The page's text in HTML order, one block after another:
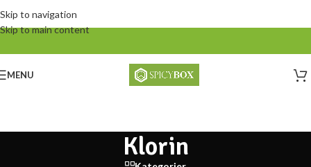
Skip to navigation
Skip to main content
MENU
Klorin